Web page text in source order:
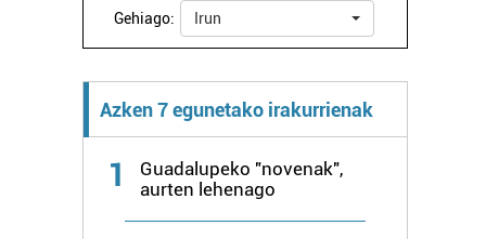
Gehiago: Irun
Azken 7 egunetako irakurrienak
1
Guadalupeko "novenak",
aurten lehenago